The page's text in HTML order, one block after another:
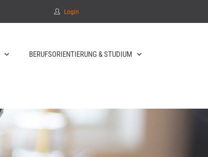
Login
BERUFSORIENTIERUNG & STUDIUM